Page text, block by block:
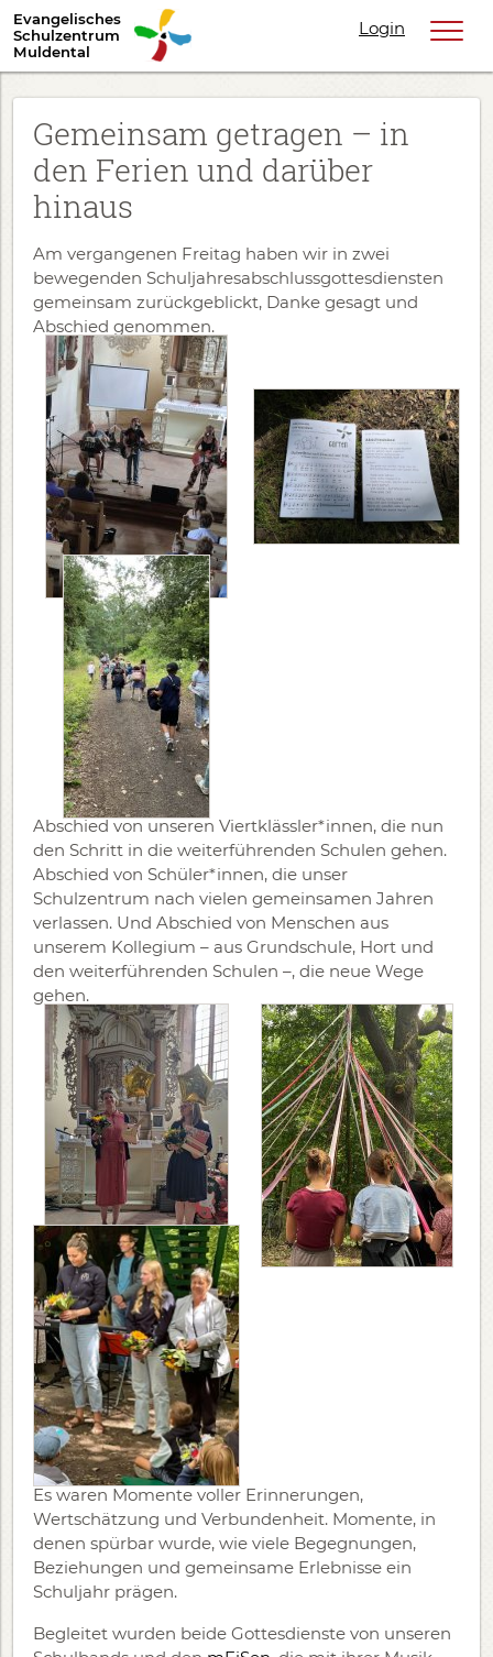
Evangelisches
Schulzentrum
Muldental
Login
Gemeinsam getragen – in
den Ferien und darüber
hinaus
Am vergangenen Freitag haben wir in zwei
bewegenden Schuljahresabschlussgottesdiensten
gemeinsam zurückgeblickt, Danke gesagt und
Abschied genommen.
Abschied von unseren Viertklässler*innen, die nun
den Schritt in die weiterführenden Schulen gehen.
Abschied von Schüler*innen, die unser
Schulzentrum nach vielen gemeinsamen Jahren
verlassen. Und Abschied von Menschen aus
unserem Kollegium – aus Grundschule, Hort und
den weiterführenden Schulen –, die neue Wege
gehen.
Es waren Momente voller Erinnerungen,
Wertschätzung und Verbundenheit. Momente, in
denen spürbar wurde, wie viele Begegnungen,
Beziehungen und gemeinsame Erlebnisse ein
Schuljahr prägen.
Begleitet wurden beide Gottesdienste von unseren